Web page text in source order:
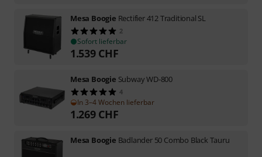
Mesa Boogie Rectifier 412 Traditional SL
2
Sofort lieferbar
1.539 CHF
Mesa Boogie Subway WD-800
4
In 3–4 Wochen lieferbar
1.269 CHF
Mesa Boogie Badlander 50 Combo Black Tauru